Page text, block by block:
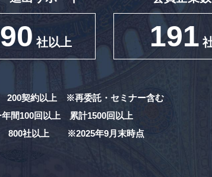
社以上 191
200契約以上
※再委託・セミナー含む
年間100回以上
累計1500回以上
800社以上
※2025年9月末時点